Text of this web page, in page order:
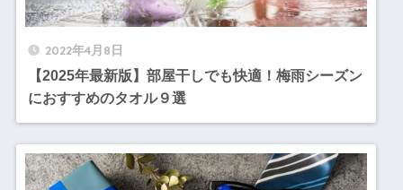
2022年4月8日
【2025年最新版】部屋干しでも快適！梅雨シーズン
におすすめのタオル９選